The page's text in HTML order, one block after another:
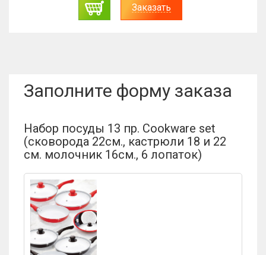
Заказать
Заполните форму заказа
Набор посуды 13 пр. Cookware set
(сковорода 22см., кастрюли 18 и 22
см. молочник 16см., 6 лопаток)